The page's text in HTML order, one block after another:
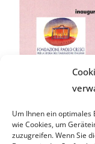
Um Ihnen ein optimales
wie Cookies, um
zuzugreifen. Wenn Sie
Stiftung Paolo